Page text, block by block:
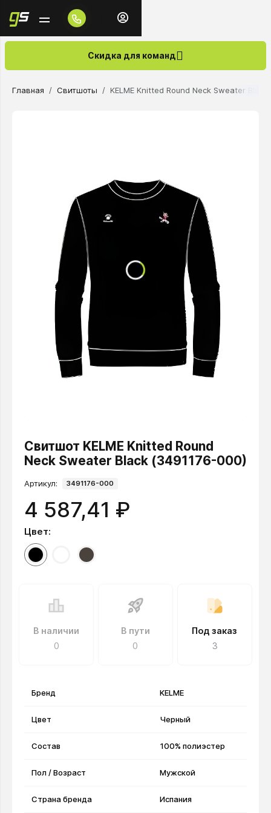
Скидка для команд
Главная Свитшоты KELME Knitted Round Neck Sweater Black
Свитшот KELME Knitted Round
Neck Sweater Black (3491176-000)
Артикул: 3491176-000
4 587,41 ₽
Цвет:
В наличии
0
В пути
0
Под заказ
3
Бренд KELME
Цвет Черный
Состав 100% полиэстер
Пол / Возраст Мужской
Страна бренда Испания